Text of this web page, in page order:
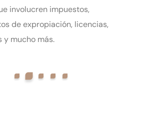
involucren impuestos,
de expropiación, licencias,
y mucho más.